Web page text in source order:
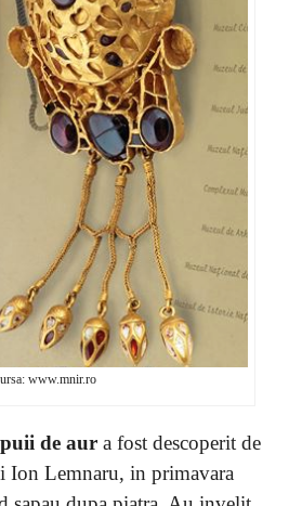
www.mnir.ro
de aur a fost descoperit de
Ion Lemnaru, in primavara